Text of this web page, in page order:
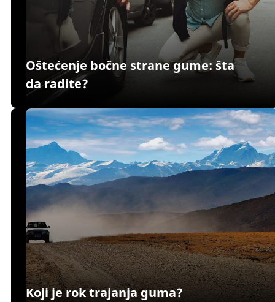
Oštećenje bočne strane gume: šta
da radite?
Koji je rok trajanja guma?